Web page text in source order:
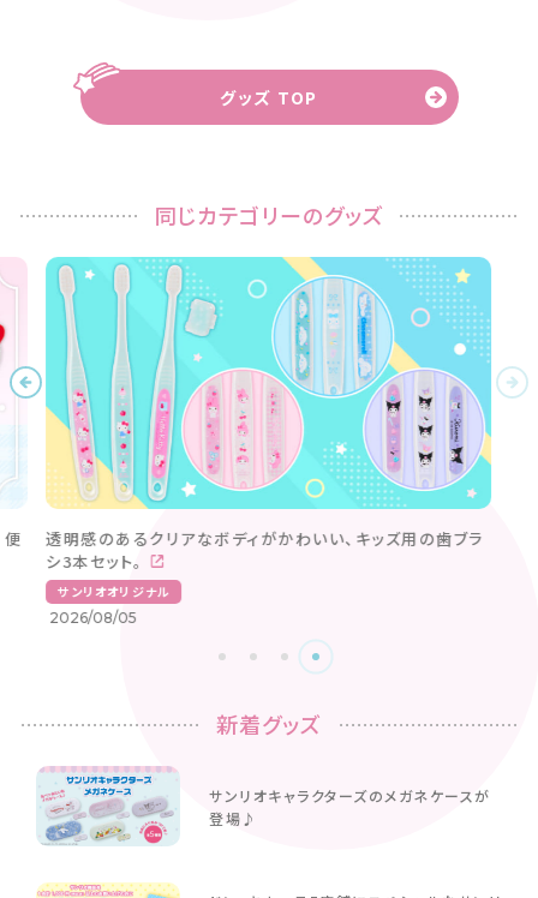
グッズ TOP
同じカテゴリーのグッズ
便
透明感のあるクリアなボディがかわいい、キッズ用の歯ブラ
シ3本セット。
サンリオオリジナル
2026/08/05
新着グッズ
サンリオキャラクターズのメガネケースが
登場♪